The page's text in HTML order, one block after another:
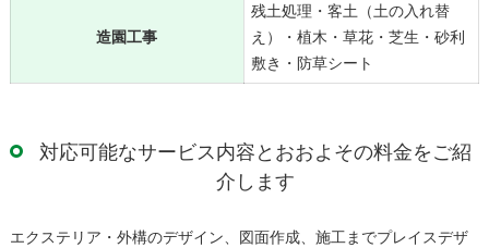
造園工事
残土処理・客土（土の入れ替
え）・植木・草花・芝生・砂利
敷き・防草シート
対応可能なサービス内容とおおよその料金をご紹
介します
エクステリア・外構のデザイン、図面作成、施工までプレイスデザ